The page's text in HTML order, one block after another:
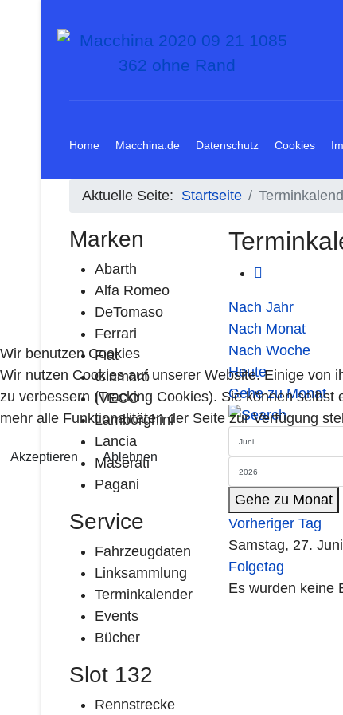
Home Macchina.de Datenschutz Cookies
Aktuelle Seite: Startseite
Marken
Abarth
Alfa Romeo
DeTomaso
Ferrari
Fiat
Giamaro
IVECO
Lamborghini
Lancia
Maserati
Pagani
Service
Fahrzeugdaten
Linksammlung
Terminkalender
Events
Bücher
Slot 132
Rennstrecke
Nach Jahr
Nach Monat
Nach Woche
Heute
Gehe zu Monat
Gehe zu Monat
Vorheriger Tag
Samstag, 27.
Folgetag
Es wurden keine
Wir benutzen Cookies
Wir nutzen Cookies auf unserer Website. Einige von
zu verbessern (Tracking Cookies). Sie können
mehr alle Funktionalitäten der Seite zur Verfügung
Akzeptieren Ablehnen